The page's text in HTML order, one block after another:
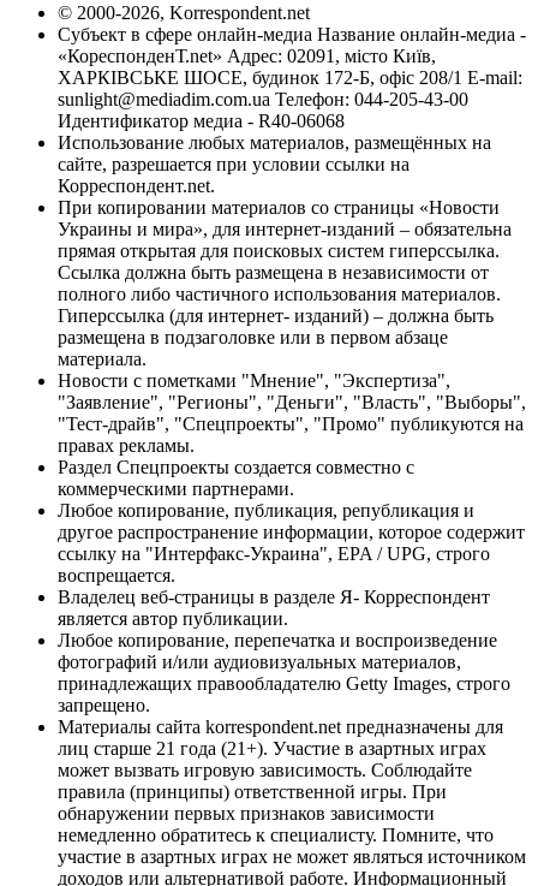
© 2000-2026, Korrespondent.net
Субъект в сфере онлайн-медиа Название онлайн-медиа -
«КореспонденТ.net» Адрес: 02091, місто Київ,
ХАРКІВСЬКЕ ШОСЕ, будинок 172-Б, офіс 208/1 E-mail:
sunlight@mediadim.com.ua Телефон: 044-205-43-00
Идентификатор медиа - R40-06068
Использование любых материалов, размещённых на
сайте, разрешается при условии ссылки на
Корреспондент.net.
При копировании материалов со страницы «Новости
Украины и мира», для интернет-изданий – обязательна
прямая открытая для поисковых систем гиперссылка.
Ссылка должна быть размещена в независимости от
полного либо частичного использования материалов.
Гиперссылка (для интернет- изданий) – должна быть
размещена в подзаголовке или в первом абзаце
материала.
Новости с пометками "Мнение", "Экспертиза",
"Заявление", "Регионы", "Деньги", "Власть", "Выборы",
"Тест-драйв", "Спецпроекты", "Промо" публикуются на
правах рекламы.
Раздел Спецпроекты создается совместно с
коммерческими партнерами.
Любое копирование, публикация, републикация и
другое распространение информации, которое содержит
ссылку на "Интерфакс-Украина", EPA / UPG, строго
воспрещается.
Владелец веб-страницы в разделе Я- Корреспондент
является автор публикации.
Любое копирование, перепечатка и воспроизведение
фотографий и/или аудиовизуальных материалов,
принадлежащих правообладателю Getty Images, строго
запрещено.
Материалы сайта korrespondent.net предназначены для
лиц старше 21 года (21+). Участие в азартных играх
может вызвать игровую зависимость. Соблюдайте
правила (принципы) ответственной игры. При
обнаружении первых признаков зависимости
немедленно обратитесь к специалисту. Помните, что
участие в азартных играх не может являться источником
доходов или альтернативой работе. Информационный